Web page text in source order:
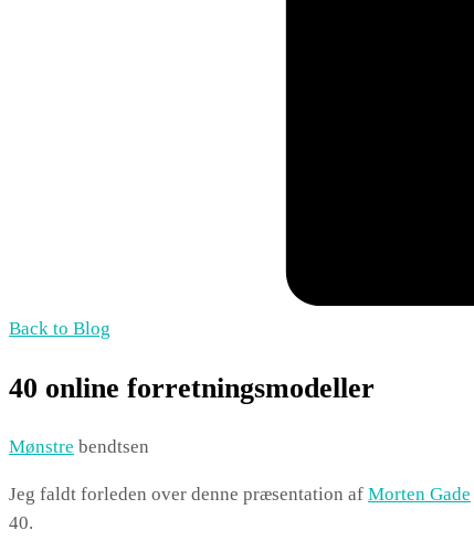
Back to Blog
40 online forretningsmodeller
Mønstre bendtsen
Jeg faldt forleden over denne præsentation af Morten Gade
40.